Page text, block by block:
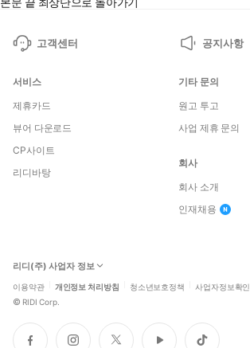
고객센터 공지사항
서비스
제휴카드
뷰어 다운로드
CP사이트
리디바탕
기타 문의
원고 투고
사업 제휴 문의
회사
회사 소개
인재채용
리디(주) 사업자 정보
이용약관 개인정보 처리방침 청소년보호정책 사업자정보확인
© RIDI Corp.
페
인
트
유
틱